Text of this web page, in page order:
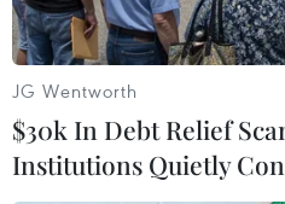
Công điện bảo đảm
JG Wentworth
$30k In Debt Relief
Institutions Quietly